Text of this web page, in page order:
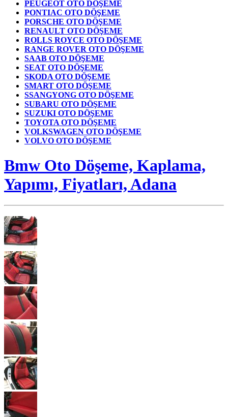
PEUGEOT OTO DÖŞEME
PONTIAC OTO DÖŞEME
PORSCHE OTO DÖŞEME
RENAULT OTO DÖŞEME
ROLLS ROYCE OTO DÖŞEME
RANGE ROVER OTO DÖŞEME
SAAB OTO DÖŞEME
SEAT OTO DÖŞEME
SKODA OTO DÖŞEME
SMART OTO DÖŞEME
SSANGYONG OTO DÖŞEME
SUBARU OTO DÖŞEME
SUZUKI OTO DÖŞEME
TOYOTA OTO DÖŞEME
VOLKSWAGEN OTO DÖŞEME
VOLVO OTO DÖŞEME
Bmw Oto Döşeme, Kaplama,
Yapımı, Fiyatları, Adana